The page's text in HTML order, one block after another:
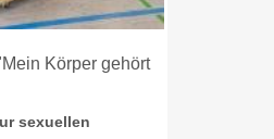
Körper gehört
sexuellen